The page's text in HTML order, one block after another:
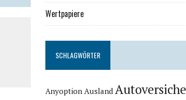
Wertpapiere
SCHLAGWÖRTER
Anyoption Ausland